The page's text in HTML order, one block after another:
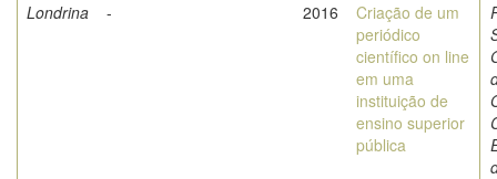
Londrina
- 2016
Criação de um
periódico
científico on line
em uma
instituição de
ensino superior
pública